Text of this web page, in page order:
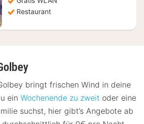
Restaurant
bringt frischen Wind in deine
ein Wochenende zu zweit oder eine
suchst, hier gibt’s Angebote ab